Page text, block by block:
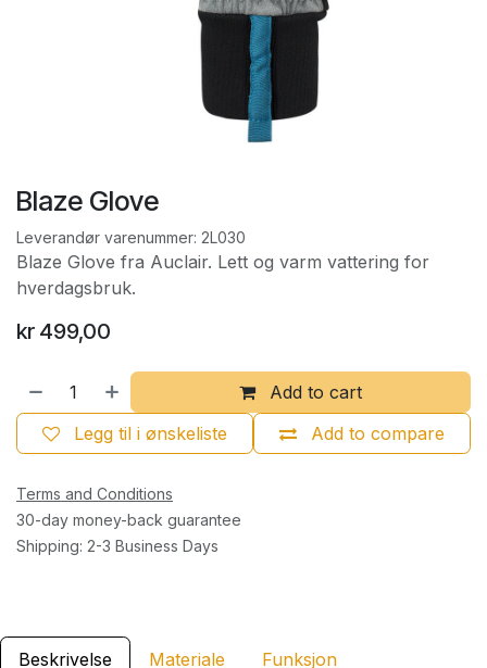
Blaze Glove
Leverandør varenummer: 2L030
Blaze Glove fra Auclair. Lett og varm vattering for
hverdagsbruk.
kr 499,00
Add to cart
Add to compare
Legg til i ønskeliste
Terms and Conditions
30-day money-back guarantee
Shipping: 2-3 Business Days
Beskrivelse Materiale Funksjon